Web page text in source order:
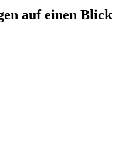
auf einen Blick